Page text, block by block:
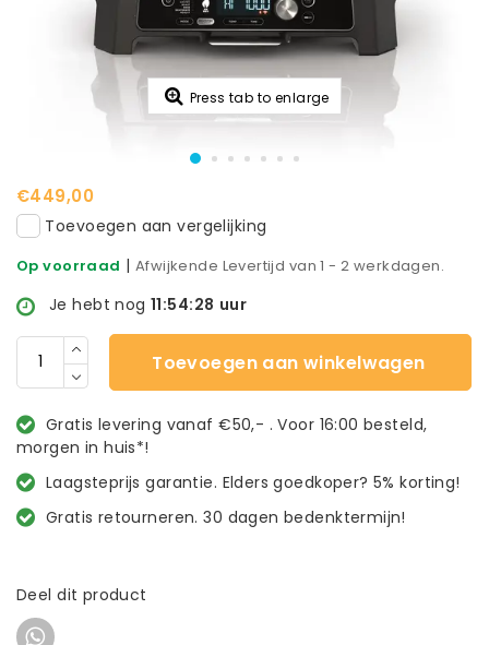
Press tab to enlarge
€449,00
Toevoegen aan vergelijking
Op voorraad | Afwijkende Levertijd van 1 - 2 werkdagen.
Je hebt nog 11:54:27 uur
Toevoegen aan winkelwagen
Gratis levering vanaf €50,- . Voor 16:00 besteld,
morgen in huis*!
Laagsteprijs garantie. Elders goedkoper? 5% korting!
Gratis retourneren. 30 dagen bedenktermijn!
Deel dit product